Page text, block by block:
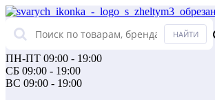
ПН-ПТ 09:00 - 19:00
СБ 09:00 - 19:00
ВС 09:00 - 19:00